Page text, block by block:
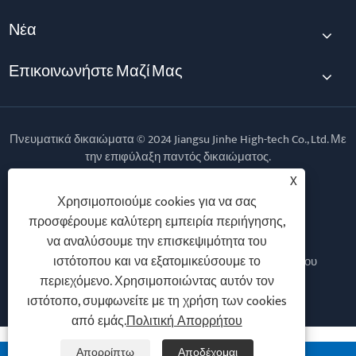
Νέα
Επικοινωνήστε Μαζί Μας
Πνευματικά δικαιώματα © 2024 Jiangsu Jinhe High-tech Co., Ltd. Με
την επιφύλαξη παντός δικαιώματος.
Links Sitemap RSS XML Πολιτική Απορρήτου
X
Χρησιμοποιούμε cookies για να σας
προσφέρουμε καλύτερη εμπειρία περιήγησης,
να αναλύσουμε την επισκεψιμότητα του
ιστότοπου και να εξατομικεύσουμε το
περιεχόμενο. Χρησιμοποιώντας αυτόν τον
ιστότοπο, συμφωνείτε με τη χρήση των cookies
από εμάς.Πολιτική Απορρήτου